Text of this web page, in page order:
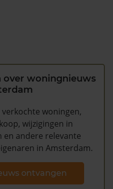
over woningnieuws
woningen,
wijzigingen in
andere relevante
in Amsterdam.
ontvangen